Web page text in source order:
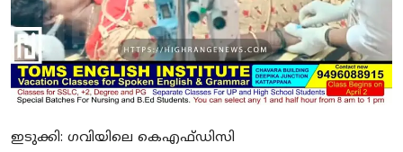
ഇടുക്കി: ഗവിയിലെ കെഎഫ്ഡിസി